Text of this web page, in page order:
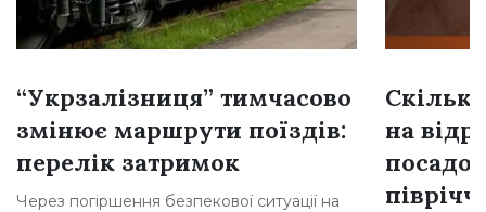
“Укрзалізниця” тимчасово
змінює маршрути поїздів:
перелік затримок
Через погіршення безпекової ситуації на
на